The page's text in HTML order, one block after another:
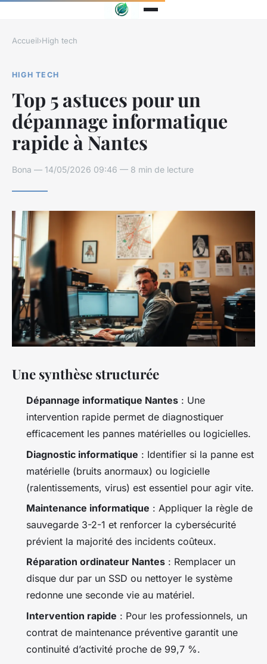
Accueil›High tech
HIGH TECH
Top 5 astuces pour un
dépannage informatique
rapide à Nantes
Bona — 14/05/2026 09:46 — 8 min de lecture
Une synthèse structurée
Dépannage informatique Nantes : Une
intervention rapide permet de diagnostiquer
efficacement les pannes matérielles ou logicielles.
Diagnostic informatique : Identifier si la panne est
matérielle (bruits anormaux) ou logicielle
(ralentissements, virus) est essentiel pour agir vite.
Maintenance informatique : Appliquer la règle de
sauvegarde 3-2-1 et renforcer la cybersécurité
prévient la majorité des incidents coûteux.
Réparation ordinateur Nantes : Remplacer un
disque dur par un SSD ou nettoyer le système
redonne une seconde vie au matériel.
Intervention rapide : Pour les professionnels, un
contrat de maintenance préventive garantit une
continuité d’activité proche de 99,7 %.